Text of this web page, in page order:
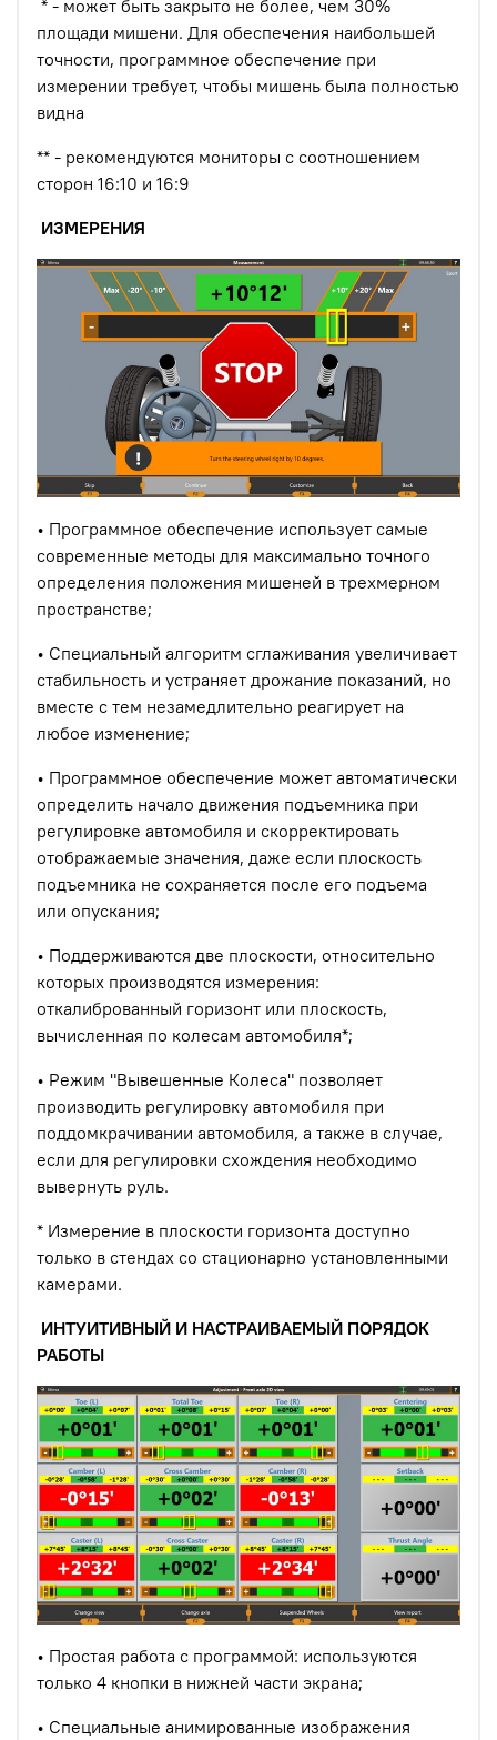
* - может быть закрыто не более, чем 30%
площади мишени. Для обеспечения наибольшей
точности, программное обеспечение при
измерении требует, чтобы мишень была полностью
видна
** - рекомендуются мониторы с соотношением
сторон 16:10 и 16:9
ИЗМЕРЕНИЯ
• Программное обеспечение использует самые
современные методы для максимально точного
определения положения мишеней в трехмерном
пространстве;
• Специальный алгоритм сглаживания увеличивает
стабильность и устраняет дрожание показаний, но
вместе с тем незамедлительно реагирует на
любое изменение;
• Программное обеспечение может автоматически
определить начало движения подъемника при
регулировке автомобиля и скорректировать
отображаемые значения, даже если плоскость
подъемника не сохраняется после его подъема
или опускания;
• Поддерживаются две плоскости, относительно
которых производятся измерения:
откалиброванный горизонт или плоскость,
вычисленная по колесам автомобиля*;
• Режим "Вывешенные Колеса" позволяет
производить регулировку автомобиля при
поддомкрачивании автомобиля, а также в случае,
если для регулировки схождения необходимо
вывернуть руль.
* Измерение в плоскости горизонта доступно
только в стендах со стационарно установленными
камерами.
ИНТУИТИВНЫЙ И НАСТРАИВАЕМЫЙ ПОРЯДОК
РАБОТЫ
• Простая работа с программой: используются
только 4 кнопки в нижней части экрана;
• Специальные анимированные изображения